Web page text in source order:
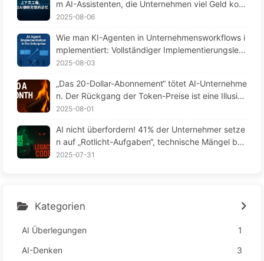
draußen – Langsame Annäherung an KI 170
m AI-Assistenten, die Unternehmen viel Geld kost
en, immer wieder „vergessen“, während Wettbew
m AI Lernen 169
2025-08-06
Wie man KI-Agenten in Unternehmensworkflows i
mplementiert: Vollständiger Implementierungsleitf
aden 2025 – Langsam KI lernen 166
2025-08-03
„Das 20-Dollar-Abonnement“ tötet AI-Unternehme
n. Der Rückgang der Token-Preise ist eine Illusio
n, denn das wahre teure an AI ist deine Gier – Lan
2025-08-01
AI nicht überfordern! 41% der Unternehmer setze
n auf „Rotlicht-Aufgaben“, technische Mängel bel
asten die Mitarbeiter – langsam AI lernen163
2025-07-31
Kategorien
AI Überlegungen
1
AI-Denken
3